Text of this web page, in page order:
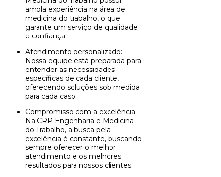
ampla experiência na área de
medicina do trabalho, o que
garante um serviço de qualidade
e confiança;
Atendimento personalizado:
Nossa equipe está preparada para
entender as necessidades
específicas de cada cliente,
oferecendo soluções sob medida
para cada caso;
Compromisso com a excelência:
Na CRP Engenharia e Medicina
do Trabalho, a busca pela
excelência é constante, buscando
sempre oferecer o melhor
atendimento e os melhores
resultados para nossos clientes.